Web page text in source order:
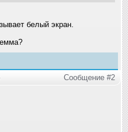
белый экран.
Сообщение #2